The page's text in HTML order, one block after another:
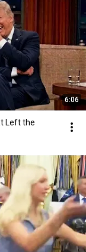
6:06
Left the